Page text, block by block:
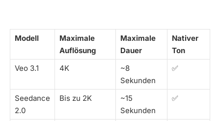
Modell
Maximale
Auflösung
Maximale
Dauer
Nativer
Ton
Veo 3.1
4K
~8
Sekunden
✅
Seedance
2.0
Bis zu 2K
~15
Sekunden
✅